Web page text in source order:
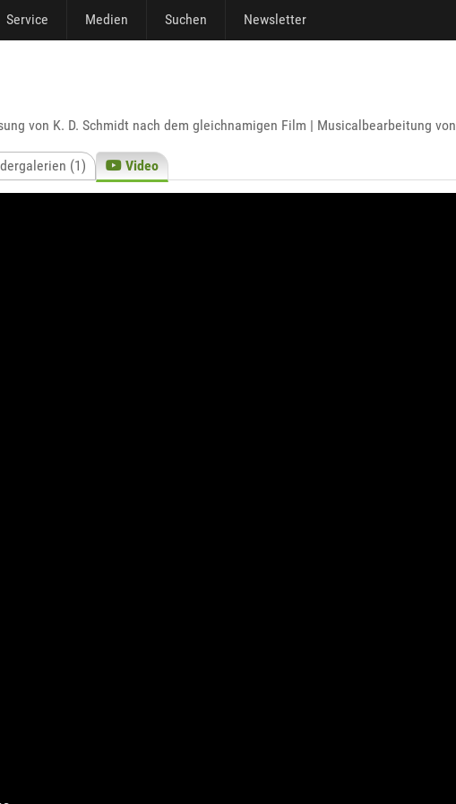
Service Medien Suchen Newsletter
von K. D. Schmidt nach dem gleichnamigen Film | Musicalbearbeitung von
(1) Video